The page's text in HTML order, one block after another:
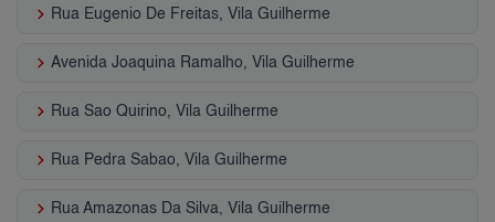
keyboard_arrow_right Rua Eugenio De Freitas, Vila Guilherme
keyboard_arrow_right Avenida Joaquina Ramalho, Vila Guilherme
keyboard_arrow_right Rua Sao Quirino, Vila Guilherme
keyboard_arrow_right Rua Pedra Sabao, Vila Guilherme
keyboard_arrow_right Rua Amazonas Da Silva, Vila Guilherme